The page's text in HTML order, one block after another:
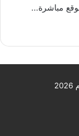
مباشرة...